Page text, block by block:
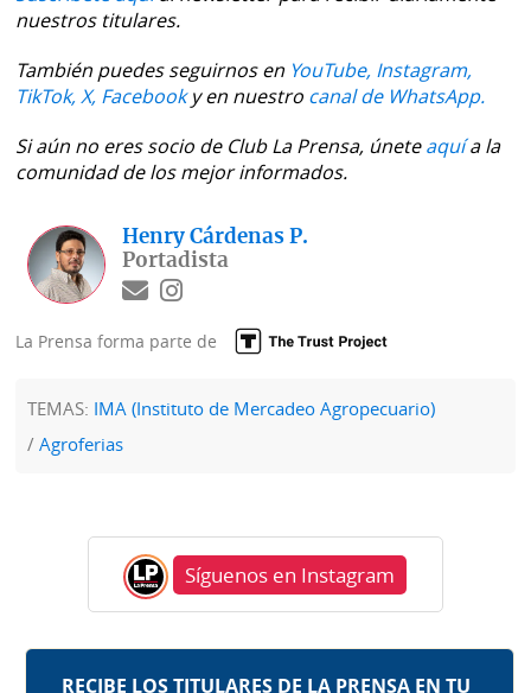
nuestros titulares.
También puedes seguirnos en YouTube, Instagram,
TikTok, X, Facebooky en nuestro canal de WhatsApp.
Si aún no eres socio de Club La Prensa, úneteaquía la
comunidad de los mejor informados.
Henry Cárdenas P.
Portadista
La Prensa forma parte de
TEMAS: IMA (Instituto de Mercadeo Agropecuario)
Agroferias
Síguenos en Instagram